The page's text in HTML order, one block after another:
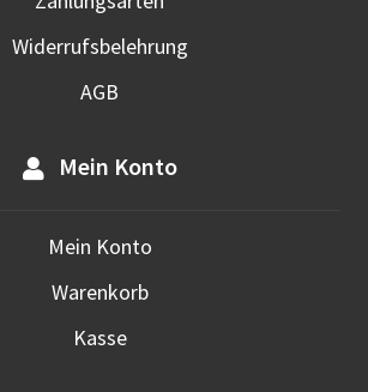
Widerrufsbelehrung
AGB
Mein Konto
Mein Konto
Warenkorb
Kasse